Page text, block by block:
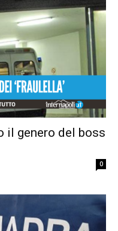
il genero del boss
0